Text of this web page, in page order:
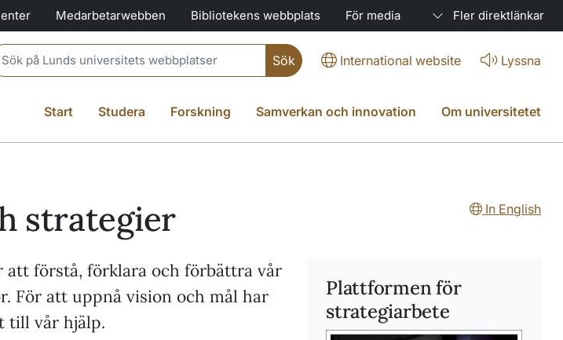
Medarbetarwebben Bibliotekens webbplats För media Fler direktlänkar
search International website Lyssna
Start Studera Forskning Samverkan och innovation Om universitetet
strategier In English
att förstå, förklara och förbättra vår
För att uppnå vision och mål har
till vår hjälp.
Plattformen för
strategiarbete